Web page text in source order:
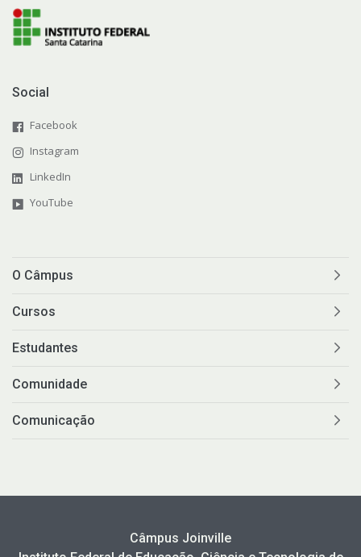
Social
Facebook
Instagram
LinkedIn
YouTube
O Câmpus
Cursos
Estudantes
Comunidade
Comunicação
Câmpus Joinville